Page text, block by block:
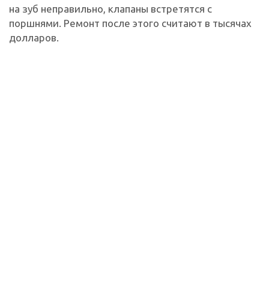
на зуб неправильно, клапаны встретятся с
поршнями. Ремонт после этого считают в тысячах
долларов.